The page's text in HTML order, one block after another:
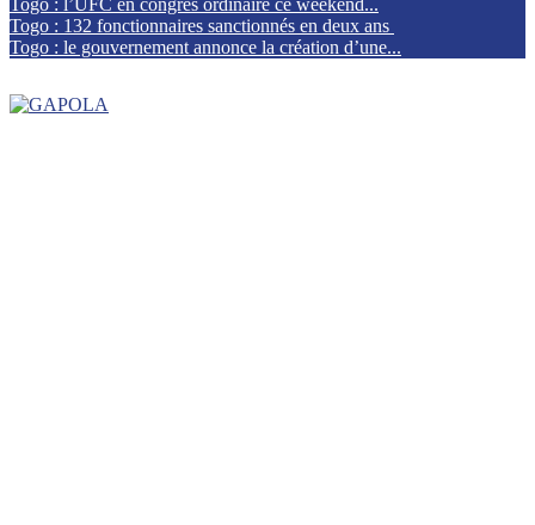
Togo : l’UFC en congrès ordinaire ce weekend...
Togo : 132 fonctionnaires sanctionnés en deux ans
Togo : le gouvernement annonce la création d’une...